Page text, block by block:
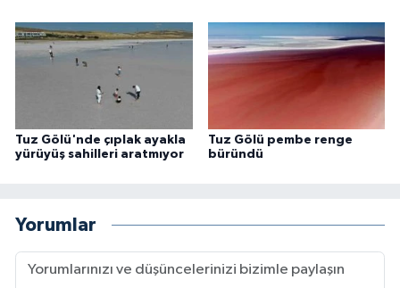
Tuz Gölü'nde çıplak ayakla
yürüyüş sahilleri aratmıyor
Tuz Gölü pembe renge
büründü
Yorumlar